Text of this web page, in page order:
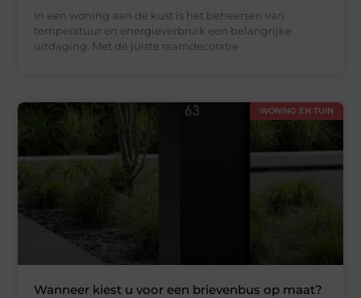
In een woning aan de kust is het beheersen van
temperatuur en energieverbruik een belangrijke
uitdaging. Met de juiste raamdecoratie
WONING EN TUIN
Wanneer kiest u voor een brievenbus op maat?